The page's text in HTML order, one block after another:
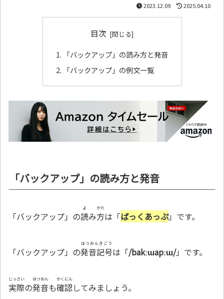
2023.12.09 2025.04.10
目次
「バックアップ」の読み方と発音
「バックアップ」の例文一覧
「バックアップ」の読み方と発音
「バックアップ」の読
よ
み方
かた
は「ばっくあっぷ」です。
「バックアップ」の発音記号
はつおんきごう
は「/bakːɯapːɯ/」です。
実際
じっさい
の発音
はつおん
も確認
かくにん
してみましょう。